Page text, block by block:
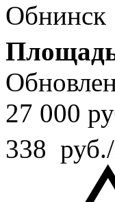
Обнинск
27 000
338